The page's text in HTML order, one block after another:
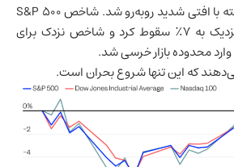
بازار سهام آمریکا این هفته با افتی شدید روبه‌رو شد. شاخص S&P 500
طی پنج روز معاملاتی نزدیک به ۷٪ سقوط کرد و شاخص نزدک برای
که این تنها شروع بحران است.